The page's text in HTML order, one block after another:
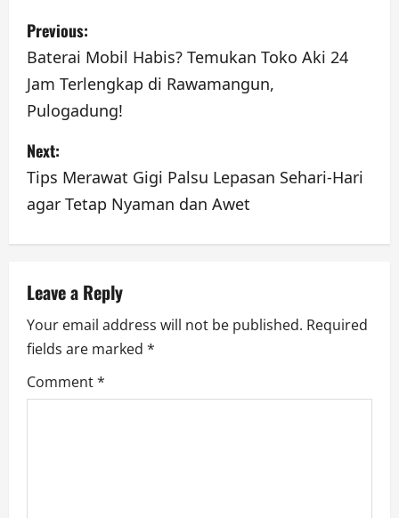
P
o
s
t
n
a
v
i
g
a
t
Previous:
Baterai Mobil Habis? Temukan Toko Aki 24
Jam Terlengkap di Rawamangun,
Pulogadung!
Next:
Tips Merawat Gigi Palsu Lepasan Sehari-Hari
agar Tetap Nyaman dan Awet
Leave a Reply
Your email address will not be published. Required
fields are marked *
Comment*